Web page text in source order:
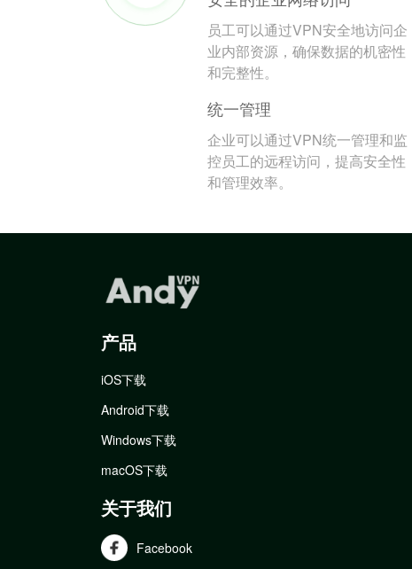
员工可以通过VPN安全地访问企
业内部资源，确保数据的机密性
和完整性。
统一管理
企业可以通过VPN统一管理和监
控员工的远程访问，提高安全性
和管理效率。
产品
iOS下载
Android下载
Windows下载
macOS下载
关于我们
Facebook